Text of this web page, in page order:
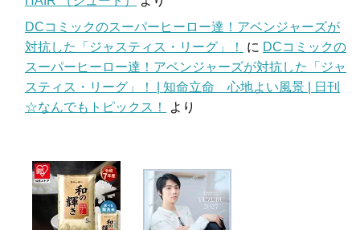
DCコミックのスーパーヒーロー達！アベンジャーズが
対抗した「ジャスティス・リーグ」！
に DCコミックの
スーパーヒーロー達！アベンジャーズが対抗した「ジャ
スティス・リーグ」！ | 知命立命 心地よい風景 | 日刊
☆なんでもトピックス！
より